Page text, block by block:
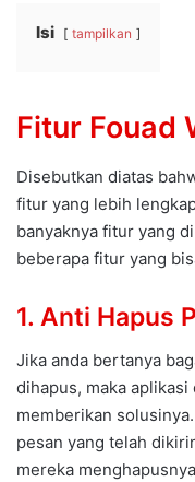
Isi tampilkan
Fitur Fouad
Disebutkan diatas
fitur yang lebih
banyaknya fitur yang
beberapa fitur yang
1. Anti Hapus
Jika anda bertanya
dihapus, maka aplikasi
memberikan
pesan yang telah
mereka